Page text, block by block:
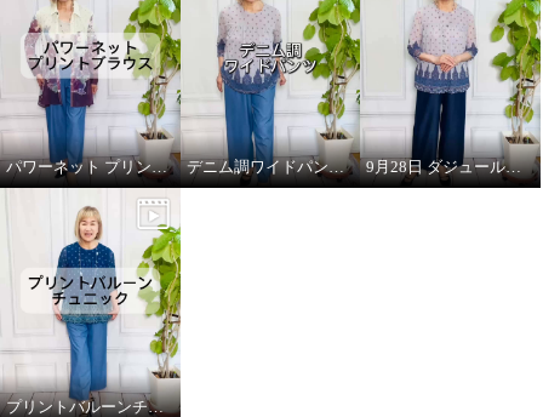
パワーネット プリントブラウス（フラワー） デニム調ワイドパンツ(ブルー) 9月28日 ダジュール放映のお知らせ
プリントバルーンチュニック (ブルー)